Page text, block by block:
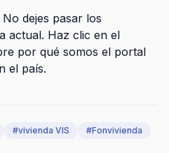
No dejes pasar los
actual. Haz clic en el
por qué somos el portal
el país.
#vivienda VIS #Fonvivienda